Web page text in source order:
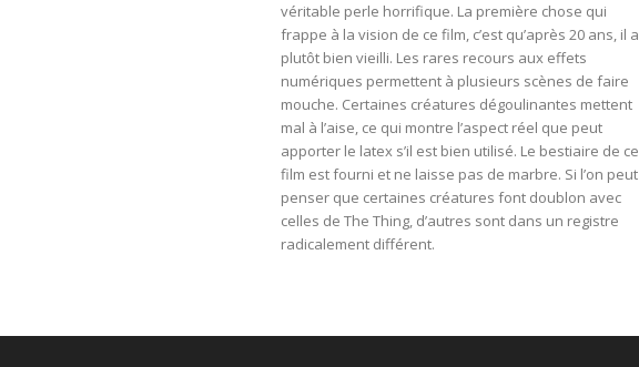
véritable perle horrifique. La première chose qui
frappe à la vision de ce film, c’est qu’après 20 ans, il a
plutôt bien vieilli. Les rares recours aux effets
numériques permettent à plusieurs scènes de faire
mouche. Certaines créatures dégoulinantes mettent
mal à l’aise, ce qui montre l’aspect réel que peut
apporter le latex s’il est bien utilisé. Le bestiaire de ce
film est fourni et ne laisse pas de marbre. Si l’on peut
penser que certaines créatures font doublon avec
celles de The Thing, d’autres sont dans un registre
radicalement différent.